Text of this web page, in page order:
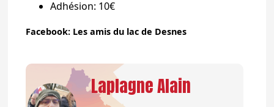
Adhésion: 10€
Facebook: Les amis du lac de Desnes
Laplagne Alain